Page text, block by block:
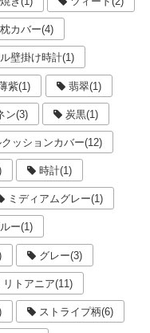
枕カバー(4)
壁掛け時計(1)
紫(1) 翡翠(1)
ン(3) 炭黒(1)
ッションカバー(12)
時計(1)
ミディアムグレー(1)
ー(1)
グレー(3)
リトアニア(11)
ストライプ柄(6)